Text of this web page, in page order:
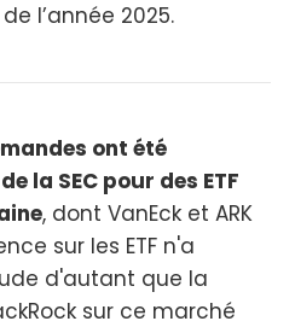
l’année 2025.
ont été
la SEC pour des ETF
, dont VanEck et ARK
sur les ETF n'a
d'autant que la
sur ce marché